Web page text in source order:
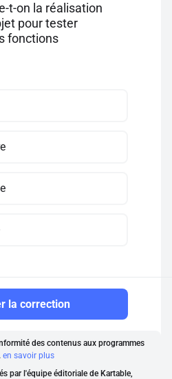
t-on la réalisation
pour tester
fonctions
la correction
des contenus aux programmes
en savoir plus
par l'équipe éditoriale de Kartable,